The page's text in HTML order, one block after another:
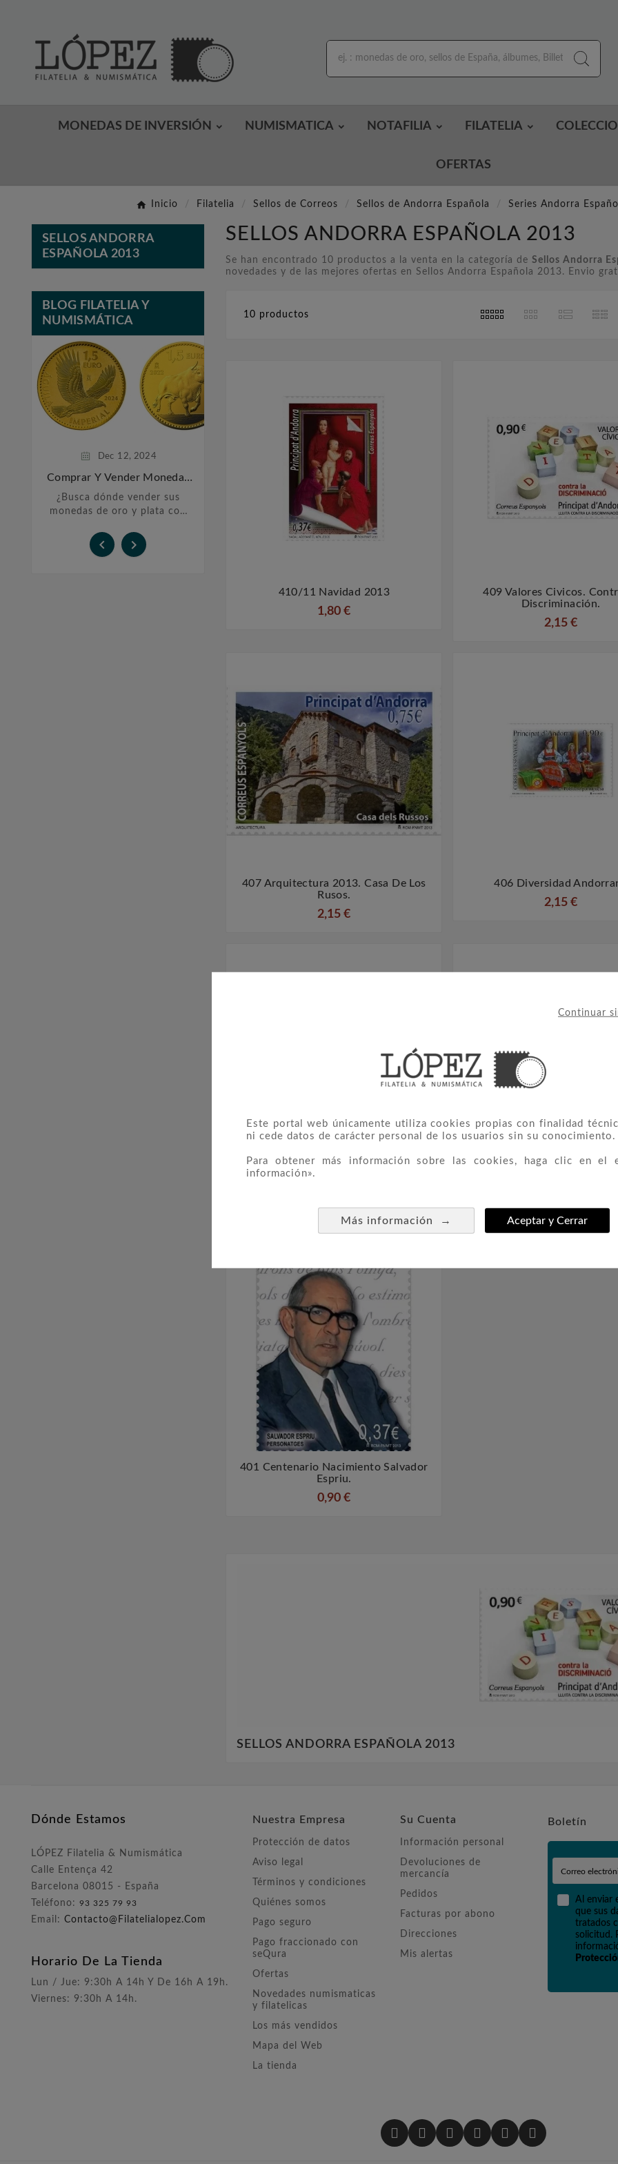
Continuar
Este portal web únicamente utiliza cookies propias con finalidad
ni cede datos de carácter personal de los usuarios sin su conocimiento.
Para obtener más información sobre las cookies, haga clic en el
información».
Más información → Aceptar y Cerrar
MONEDAS DE INVERSIÓN NUMISMATICA NOTAFILIA FILATELIA
OFERTAS
Inicio Filatelia Sellos de Correos Sellos de Andorra Española Series Andorra
SELLOS ANDORRA
ESPAÑOLA 2013
BLOG FILATELIA Y
NUMISMÁTICA
Dec 12, 2024
Comprar Y Vender Monedas
¿Busca dónde vender sus
monedas de oro y plata con
López, le ofrecemos un
servicio personalizado y
plata se remonta a miles de
años atrás, cuando las
sociedades humanas
comenzaron a utilizar metales
preciosos como ...
medallas, y Barcelona es una
rica historia en este campo.
La
colección
otros
con la
 
SELLOS ANDORRA ESPAÑOLA 2013
Se han encontrado 10 productos a la venta en la categoría deSellos Andorra
novedades y de las mejores ofertas en Sellos Andorra Española 2013. Envio
10 productos
410/11 Navidad 2013
1,80 €
 
409 Valores Civicos.
Discriminación.
2,15 €
 
407 Arquitectura 2013. Casa De Los
Rusos.
2,15 €
 
406 Diversidad
2,15 €
404 Jazz Invierno Andorra 2013.
 
401 Centenario Nacimiento Salvador
Espriu.
0,90 €
SELLOS ANDORRA ESPAÑOLA 2013
Dónde Estamos
LÓPEZ Filatelia & Numismática
Calle Entença 42
Barcelona 08015 - España
Teléfono: 93 325 79 93
Email: Contacto@filatelialopez.com
Horario De La Tienda
Lun / Jue: 9:30h A 14h Y De 16h A 19h.
Viernes: 9:30h A 14h.
Nuestra Empresa
Protección de datos
Aviso legal
Términos y condiciones
Quiénes somos
Pago seguro
Pago fraccionado con
seQura
Ofertas
Novedades numismaticas
y filatelicas
Los más vendidos
Mapa del Web
La tienda
Su Cuenta
Información personal
Devoluciones de
mercancía
Pedidos
Facturas por abono
Direcciones
Mis alertas
Boletín
Al enviar
que sus
tratados
solicitud.